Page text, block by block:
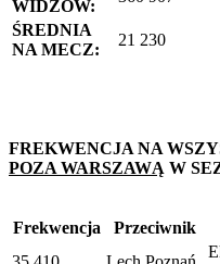
WIDZÓW:
ŚREDNIA
NA MECZ:
21 230
FREKWENCJA NA
POZA WARSZAWĄ W
Frekwencja Przeciwnik